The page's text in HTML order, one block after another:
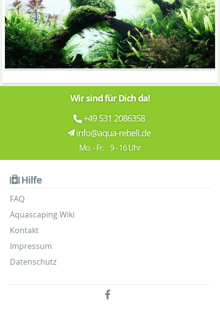
Wir sind für Dich da!
+49 531 2086358
info@aqua-rebell.de
Mo. - Fr. 9 - 16 Uhr
Hilfe
FAQ
Aquascaping Wiki
Kontakt
Impressum
Datenschutz